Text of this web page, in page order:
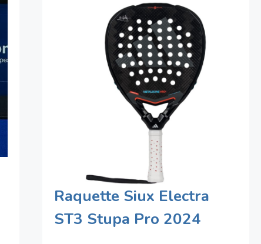
Raquette Siux Electra
ST3 Stupa Pro 2024